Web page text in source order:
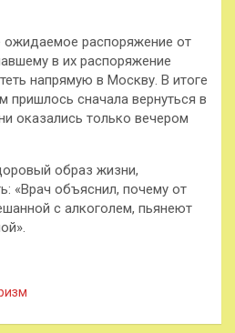
распоряжение от
в их распоряжение
напрямую в Москву. В итоге
пришлось сначала вернуться в
оказались только вечером
образ жизни,
«Врач объяснил, почему от
с алкоголем, пьянеют